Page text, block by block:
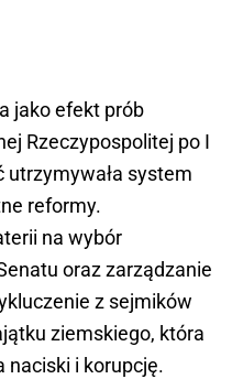
jako efekt prób
Rzeczypospolitej po I
utrzymywała system
reformy.
na wybór
oraz zarządzanie
z sejmików
ziemskiego, która
naciski i korupcję.